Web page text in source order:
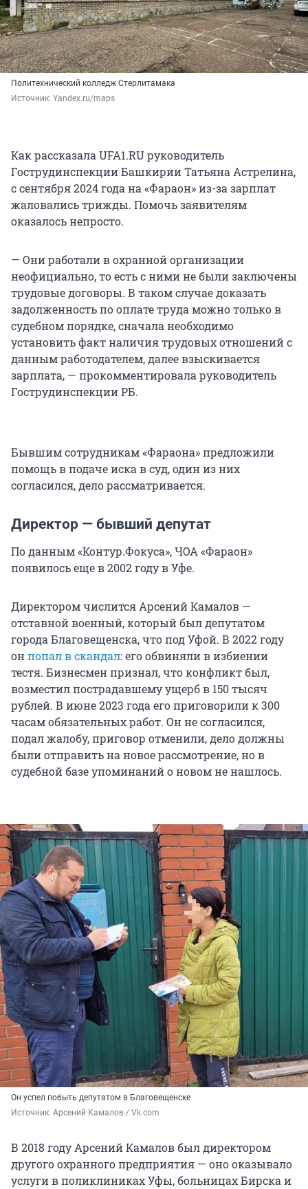
Политехнический колледж Стерлитамака
Источник: Yandex.ru/maps
Как рассказала UFA1.RU руководитель
Гострудинспекции Башкирии Татьяна Астрелина,
с сентября 2024 года на «Фараон» из-за зарплат
жаловались трижды. Помочь заявителям
оказалось непросто.
— Они работали в охранной организации
неофициально, то есть с ними не были заключены
трудовые договоры. В таком случае доказать
задолженность по оплате труда можно только в
судебном порядке, сначала необходимо
установить факт наличия трудовых отношений с
данным работодателем, далее взыскивается
зарплата, — прокомментировала руководитель
Гострудинспекции РБ.
Бывшим сотрудникам «Фараона» предложили
помощь в подаче иска в суд, один из них
согласился, дело рассматривается.
Директор — бывший депутат
По данным «Контур.Фокуса», ЧОА «Фараон»
появилось еще в 2002 году в Уфе.
Директором числится Арсений Камалов —
отставной военный, который был депутатом
города Благовещенска, что под Уфой. В 2022 году
онпопал в скандал: его обвиняли в избиении
тестя. Бизнесмен признал, что конфликт был,
возместил пострадавшему ущерб в 150 тысяч
рублей. В июне 2023 года его приговорили к 300
часам обязательных работ. Он не согласился,
подал жалобу, приговор отменили, дело должны
были отправить на новое рассмотрение, но в
судебной базе упоминаний о новом не нашлось.
Он успел побыть депутатом в Благовещенске
Источник: Арсений Камалов / Vk.com
В 2018 году Арсений Камалов был директором
другого охранного предприятия — оно оказывало
услуги в поликлиниках Уфы, больницах Бирска и